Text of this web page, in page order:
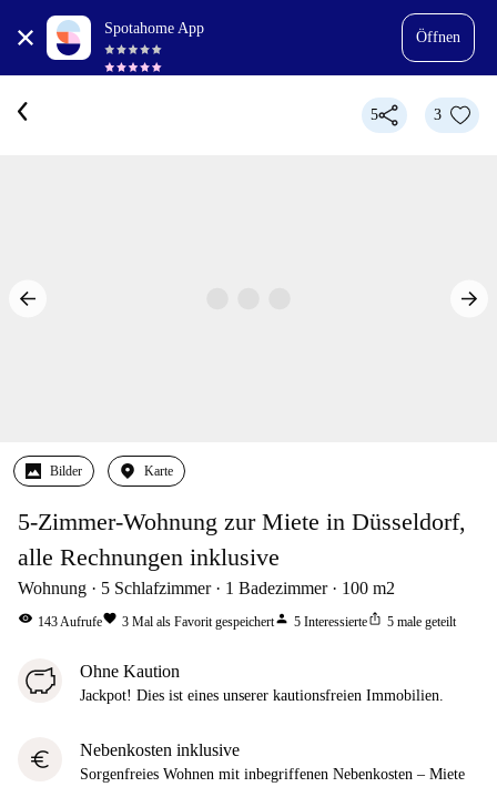
Spotahome App
Öffnen
5 3
Bilder Karte
5-Zimmer-Wohnung zur Miete in Düsseldorf,
alle Rechnungen inklusive
Wohnung 5 Schlafzimmer 1 Badezimmer 100 m2
visibility 143Aufrufefavorite 3 Mal als Favorit gespeichertperson 5 Interessierteios_share 5 male geteilt
Ohne Kaution
Jackpot! Dies ist eines unserer kautionsfreien Immobilien.
euro Nebenkosten inklusive
Sorgenfreies Wohnen mit inbegriffenen Nebenkosten – Miete